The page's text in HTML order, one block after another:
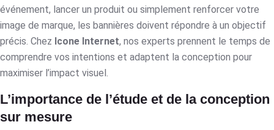
événement, lancer un produit ou simplement renforcer votre
image de marque, les bannières doivent répondre à un objectif
précis. Chez Icone Internet, nos experts prennent le temps de
comprendre vos intentions et adaptent la conception pour
maximiser l’impact visuel.
L’importance de l’étude et de la conception
sur mesure